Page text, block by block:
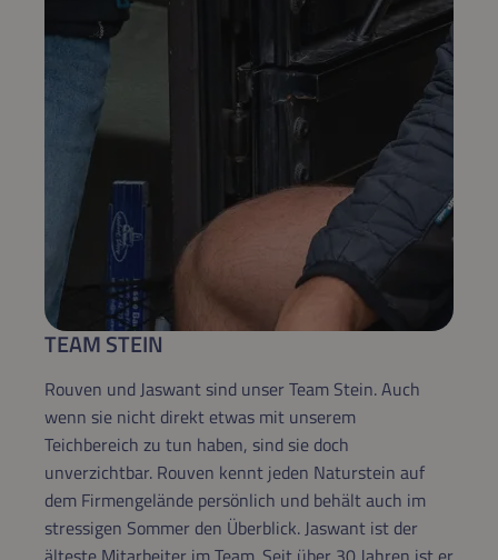
TEAM STEIN
Rouven und Jaswant sind unser Team Stein. Auch
wenn sie nicht direkt etwas mit unserem
Teichbereich zu tun haben, sind sie doch
unverzichtbar. Rouven kennt jeden Naturstein auf
dem Firmengelände persönlich und behält auch im
stressigen Sommer den Überblick. Jaswant ist der